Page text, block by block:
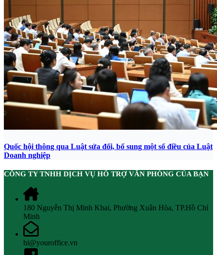
Quốc hội thông qua Luật sửa đổi, bổ sung một số điều của Luật
Doanh nghiệp
CÔNG TY TNHH DỊCH VỤ HỖ TRỢ VĂN PHÒNG CỦA BẠN
180 Nguyễn Thị Minh Khai, Phường Xuân Hòa, TP.Hồ Chí
Minh
hi@youroffice.vn